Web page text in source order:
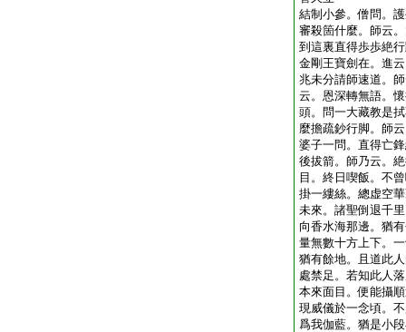
結制小參。僧問。
審殺箇什麼。師云
到這裏直得歩歩絶
金剛王寶劍在。進
兆未分請師速道。
云。恩深轉無語。
頭。問一大藏教是
麼擔疏鈔行脚。師
婆子一問。直得亡
後拔箭。師乃云。
目。終日喫飯。不
掛一縷絲。總虚空
未來。諸聖倒退千
向香水海那邊。猶
量無數十方上下。
猶有餘地。且道此
處禁足。若知此人
本來面目。便能攝
現威儀於一念頃。
爲我伽藍。猶是小